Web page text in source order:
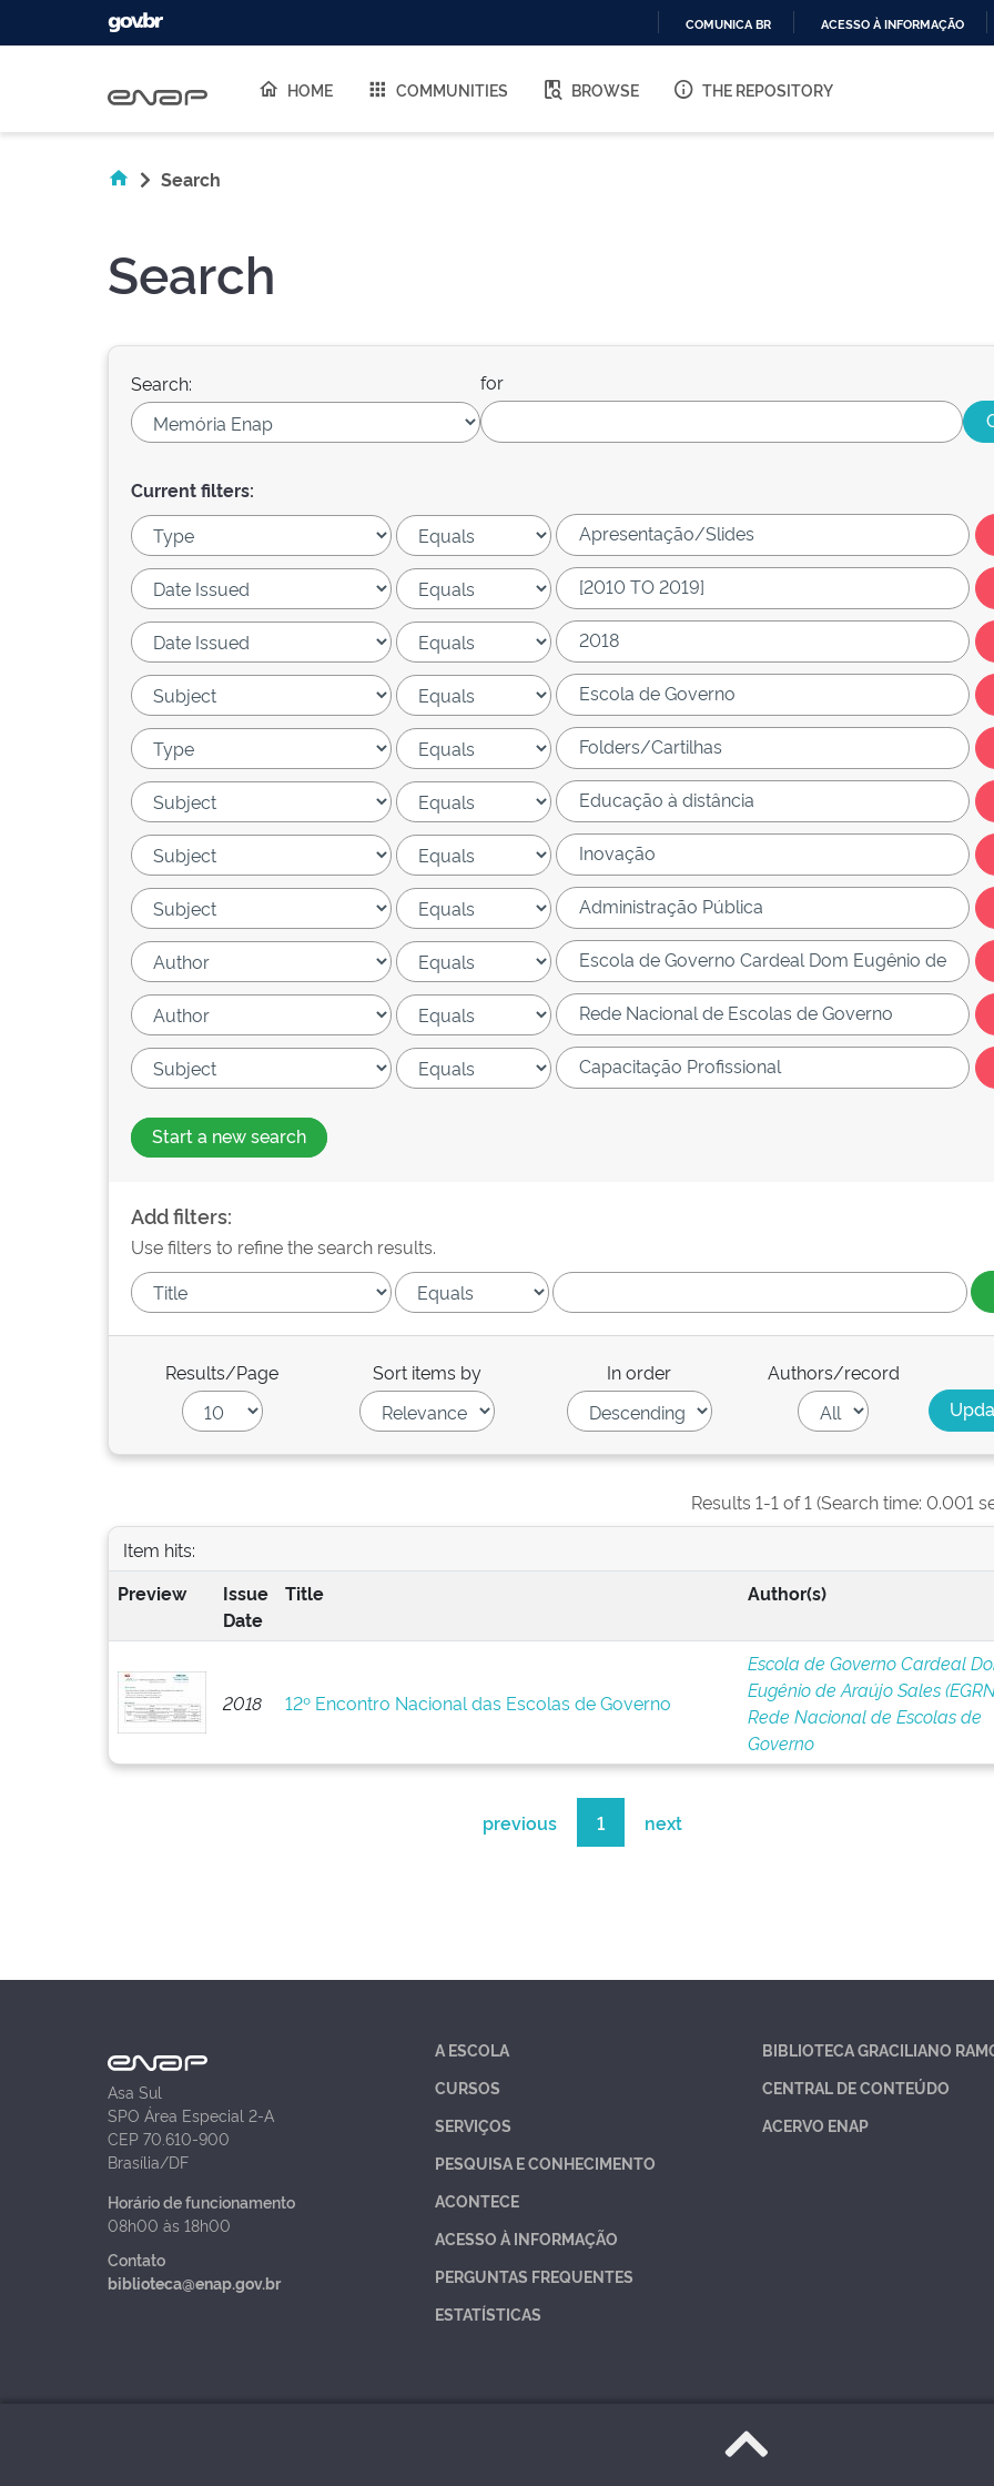
O
COMUNICA BR ACESSO À INFORMAÇÃO
HOME COMMUNITIES BROWSE THE REPOSITORY
Search
Search
Search: for
Current filters:
Start a new search
Add filters:
Use filters to refine the search results.
Results/Page Sort items by In order Authors/record
Results 1-1 of 1 (Search time: 0.001
Item hits:
Preview
Issue
Date
Title Author(s)
2018 12º Encontro Nacional das Escolas de Governo
Escola de Governo Cardeal
Eugênio de Araújo Sales
Rede Nacional de Escolas de
Governo
previous 1 next
Asa Sul
SPO Área Especial 2-A
CEP 70.610-900
Brasília/DF
Horário de funcionamento
08h00 às 18h00
Contato
biblioteca@enap.gov.br
A ESCOLA
CURSOS
SERVIÇOS
PESQUISA E CONHECIMENTO
ACONTECE
ACESSO À INFORMAÇÃO
PERGUNTAS FREQUENTES
ESTATÍSTICAS
BIBLIOTECA GRACILIANO
CENTRAL DE CONTEÚDO
ACERVO ENAP